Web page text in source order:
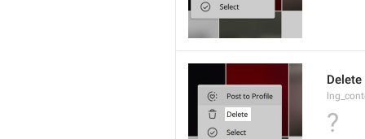
Delete
?